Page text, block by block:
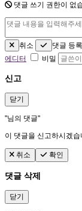
댓글 쓰기 권한이 없
취소
댓글 등록
에디터
비밀
신고
닫기
"님의 댓글"
이 댓글을 신고하시겠
취소 확인
댓글 삭제
닫기